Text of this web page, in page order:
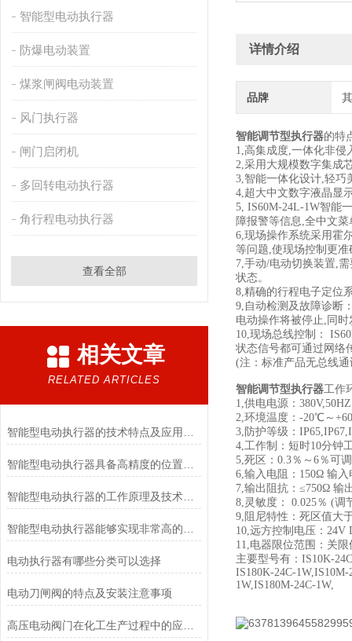
智能型电动执行器
防爆电动装置
煤浆闸阀电动装置
风门执行器
闸门启闭机
多回转电动执行器
角行程电动执行器
查看全部
相关文章
RELATED ARTICLES
智能型电动执行器的工作原理及技术特点
电动执行器有哪些分类可以选择
电动刀闸阀的特点及安装注意事项
详情介绍
品牌
智能调节型执行器的特
1,高集成度,一体化非侵
2,采用大规模数字集成
3,智能一体化设计,轻巧
4,超大中文数字液晶显
5, IS60M-24L-1W智能
障报警等信息,全中文
6,现场操作系统采用霍
等问题,使现场控制更准
7,手动/电动切换装置,
状态。
8,精确的行程电子定位
9,自动检测及故障诊断
电动操作将被停止,同
10,现场总线控制：
状态信号都可通过网络
(注：标准产品无总线
智能调节型执行器工作
1,供电电源：
2,环境温度：-20℃～
3,防护等级：
4,工作制：短时10分钟
5,死区：0.3％～6％可
6,输入电阻：150Ω 输
7,输出阻抗：≤750Ω 输
8,灵敏度： 0.025％ (调
9,阻尼特性：死区值大
10,远方控制电压：24V
11,电器限位范围：关
主要型号有：IS10K-
IS180K-24C-
1W,IS180M-24C-1W,